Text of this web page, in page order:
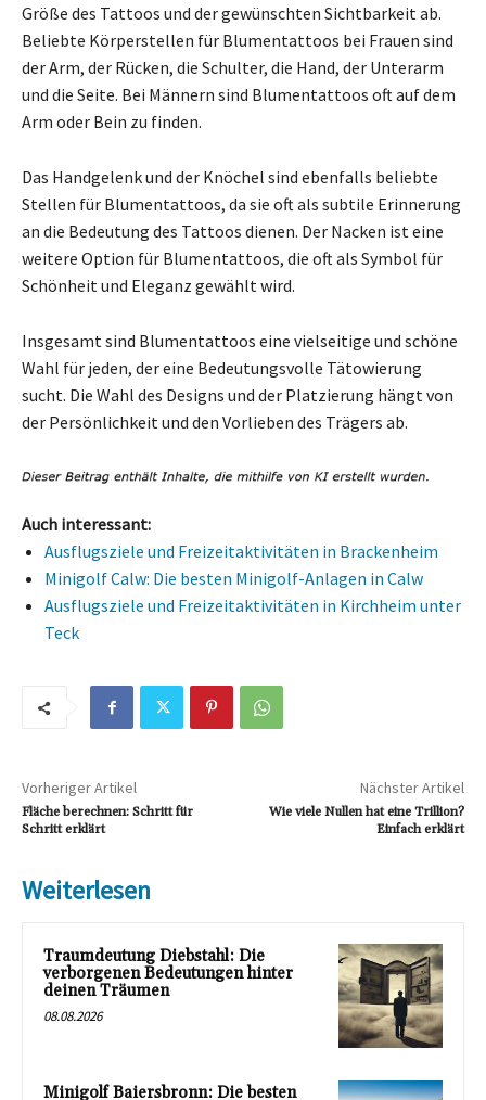
Größe des Tattoos und der gewünschten Sichtbarkeit ab.
Beliebte Körperstellen für Blumentattoos bei Frauen sind
der Arm, der Rücken, die Schulter, die Hand, der Unterarm
und die Seite. Bei Männern sind Blumentattoos oft auf dem
Arm oder Bein zu finden.
Das Handgelenk und der Knöchel sind ebenfalls beliebte
Stellen für Blumentattoos, da sie oft als subtile Erinnerung
an die Bedeutung des Tattoos dienen. Der Nacken ist eine
weitere Option für Blumentattoos, die oft als Symbol für
Schönheit und Eleganz gewählt wird.
Insgesamt sind Blumentattoos eine vielseitige und schöne
Wahl für jeden, der eine Bedeutungsvolle Tätowierung
sucht. Die Wahl des Designs und der Platzierung hängt von
der Persönlichkeit und den Vorlieben des Trägers ab.
Auch interessant:
Ausflugsziele und Freizeitaktivitäten in Brackenheim
Minigolf Calw: Die besten Minigolf-Anlagen in Calw
Ausflugsziele und Freizeitaktivitäten in Kirchheim unter
Teck
Vorheriger Artikel
Fläche berechnen: Schritt für
Schritt erklärt
Nächster Artikel
Wie viele Nullen hat eine Trillion?
Einfach erklärt
Weiterlesen
Traumdeutung Diebstahl: Die
verborgenen Bedeutungen hinter
deinen Träumen
08.08.2026
Minigolf Baiersbronn: Die besten